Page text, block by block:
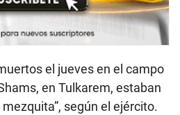
el jueves en el campo
en Tulkarem, estaban
según el ejército.